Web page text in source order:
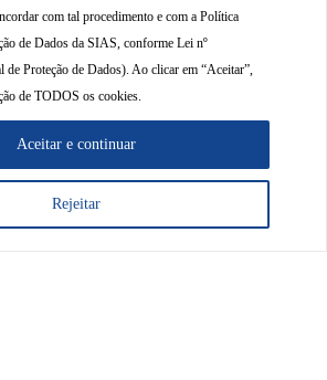
com tal procedimento e com a Política
de Dados da SIAS, conforme Lei nº
de Proteção de Dados). Ao clicar em “Aceitar”,
de TODOS os cookies.
Rejeitar
Aceitar e continuar